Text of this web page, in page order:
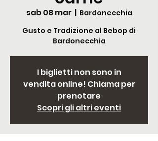
sab 08 mar
  |
Bardonecchia
Gusto e Tradizione al Bebop di
Bardonecchia
I biglietti non sono in
vendita online! Chiama per
prenotare
Scopri gli altri eventi